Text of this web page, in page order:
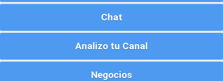
Chat
Analizo tu Canal
Negocios